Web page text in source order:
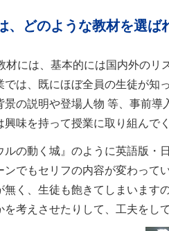
、どのような教材を選ば
材には、基本的には国内外の
では、既にほぼ全員の生徒が知
景の説明や登場人物 等、事前
味を持って授業に取り組んでく
ルの動く城』のように英語版・
ンでもセリフの内容が変わって
無く、生徒も飽きてしまいます
を考えさせたりして、工夫をし